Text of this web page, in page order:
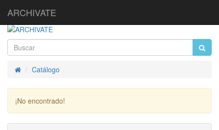
ARCHIVATE
InicioCatálogo
¡No encontrado!